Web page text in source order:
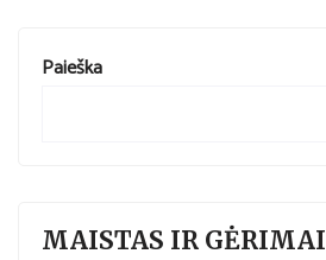
Paieška
MAISTAS IR GĖRIMAI